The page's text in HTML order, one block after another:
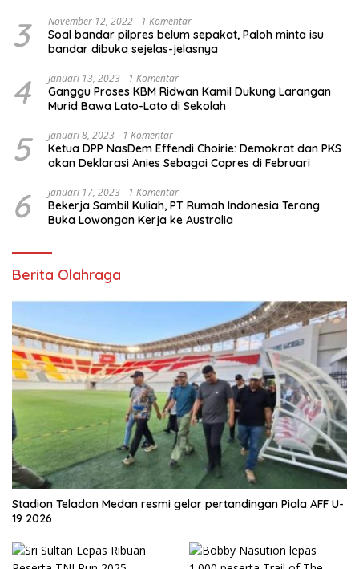
3 November 12, 2022 1 Komentar
Soal bandar pilpres belum sepakat, Paloh minta isu
bandar dibuka sejelas-jelasnya
4 Januari 13, 2023 1 Komentar
Ganggu Proses KBM Ridwan Kamil Dukung Larangan
Murid Bawa Lato-Lato di Sekolah
5 Januari 8, 2023 1 Komentar
Ketua DPP NasDem Effendi Choirie: Demokrat dan PKS
akan Deklarasi Anies Sebagai Capres di Februari
6 Januari 17, 2023 1 Komentar
Bekerja Sambil Kuliah, PT Rumah Indonesia Terang
Buka Lowongan Kerja ke Australia
Berita Olahraga
Stadion Teladan Medan resmi gelar pertandingan Piala AFF U-
19 2026